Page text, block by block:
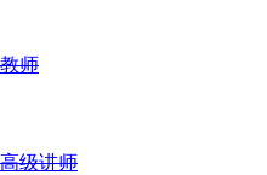
师
级讲师